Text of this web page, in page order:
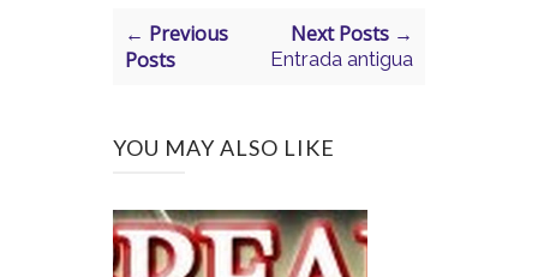
← Previous
Posts
Next Posts →
Entrada antigua
YOU MAY ALSO LIKE